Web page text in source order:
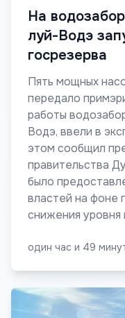
На
луй-Водэ
госрезерва
Пять мощных
передало
работы
Водэ, ввели в
этом сообщил
правительства
было
властей на фоне
снижения
один час и 49